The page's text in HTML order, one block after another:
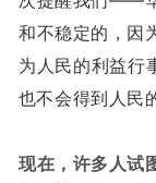
和不稳定的，因
为人民的利益行
也不会得到人民
现在，许多人试